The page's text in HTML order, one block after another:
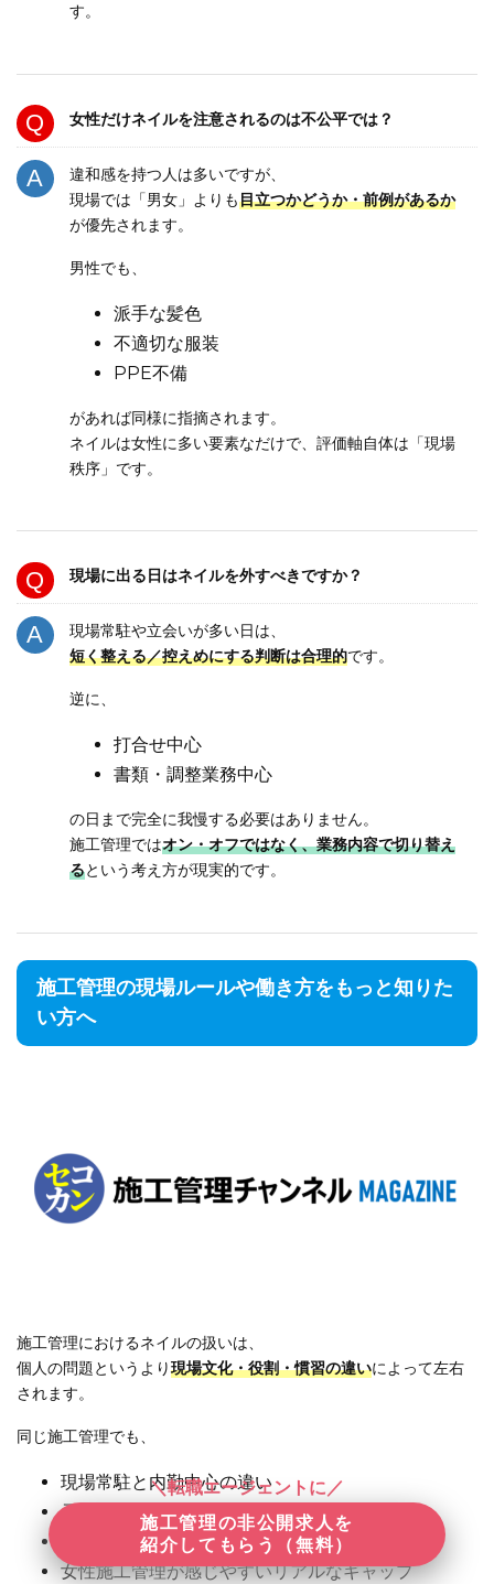
す。
女性だけネイルを注意されるのは不公平では？
違和感を持つ人は多いですが、
現場では「男女」よりも目立つかどうか・前例があるか
が優先されます。
男性でも、
派手な髪色
不適切な服装
PPE不備
があれば同様に指摘されます。
ネイルは女性に多い要素なだけで、評価軸自体は「現場
秩序」です。
現場に出る日はネイルを外すべきですか？
現場常駐や立会いが多い日は、
短く整える／控えめにする判断は合理的です。
逆に、
打合せ中心
書類・調整業務中心
の日まで完全に我慢する必要はありません。
施工管理ではオン・オフではなく、業務内容で切り替え
るという考え方が現実的です。
施工管理の現場ルールや働き方をもっと知りた
い方へ
施工管理におけるネイルの扱いは、
個人の問題というより現場文化・役割・慣習の違いによって左右
されます。
同じ施工管理でも、
現場常駐と内勤中心の違い
元請・下請・派遣での立場の差
職場ごとに異なる暗黙ルール
女性施工管理が感じやすいリアルなギャップ
＼転職エージェントに／
施工管理の非公開求人を
紹介してもらう（無料）